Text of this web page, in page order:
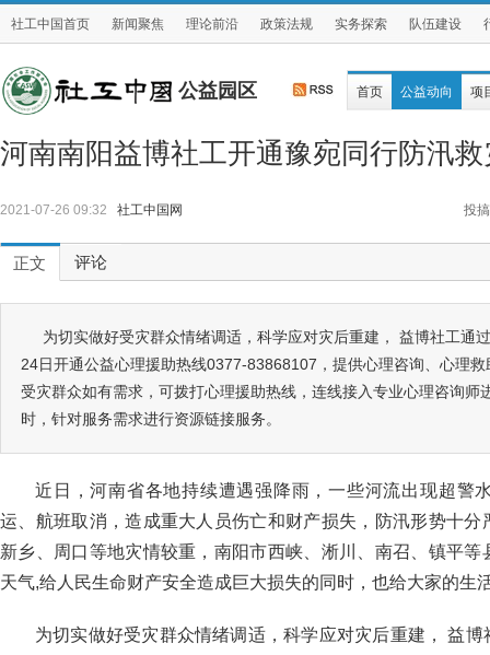
社工中国首页 新闻聚焦 理论前沿 政策法规 实务探索 队伍建设
公益园区 首页 公益动向 项
河南南阳益博社工开通豫宛同行防汛
2021-07-26 09:32 社工中国网 投搞
正文 评论
为切实做好受灾群众情绪调适，科学应对灾后重建， 益博社工通
24日开通公益心理援助热线0377-83868107，提供心理咨询、心理
受灾群众如有需求，可拨打心理援助热线，连线接入专业心理咨询师
时，针对服务需求进行资源链接服务。
近日，河南省各地持续遭遇强降雨，一些河流出现超警
运、航班取消，造成重大人员伤亡和财产损失，防汛形势十
新乡、周口等地灾情较重，南阳市西峡、淅川、南召、镇平
天气,给人民生命财产安全造成巨大损失的同时，也给大家的生
为切实做好受灾群众情绪调适，科学应对灾后重建， 益